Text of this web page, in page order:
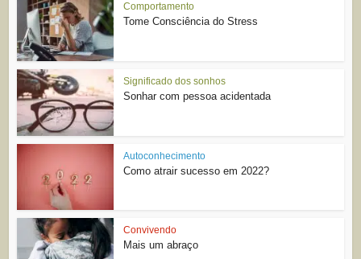
Comportamento
Tome Consciência do Stress
Significado dos sonhos
Sonhar com pessoa acidentada
Autoconhecimento
Como atrair sucesso em 2022?
Convivendo
Mais um abraço